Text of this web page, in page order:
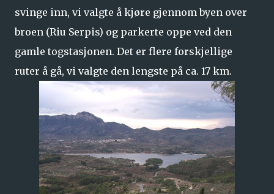
svinge inn, vi valgte å kjøre gjennom byen over
broen (Riu Serpis) og parkerte oppe ved den
gamle togstasjonen. Det er flere forskjellige
ruter å gå, vi valgte den lengste på ca. 17 km.